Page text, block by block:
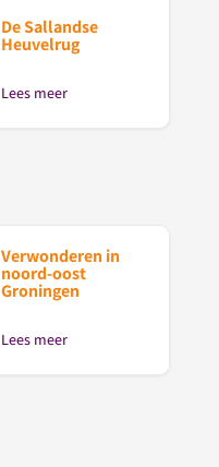
De Sallandse
Heuvelrug
Lees meer
Verwonderen in
noord-oost
Groningen
Lees meer